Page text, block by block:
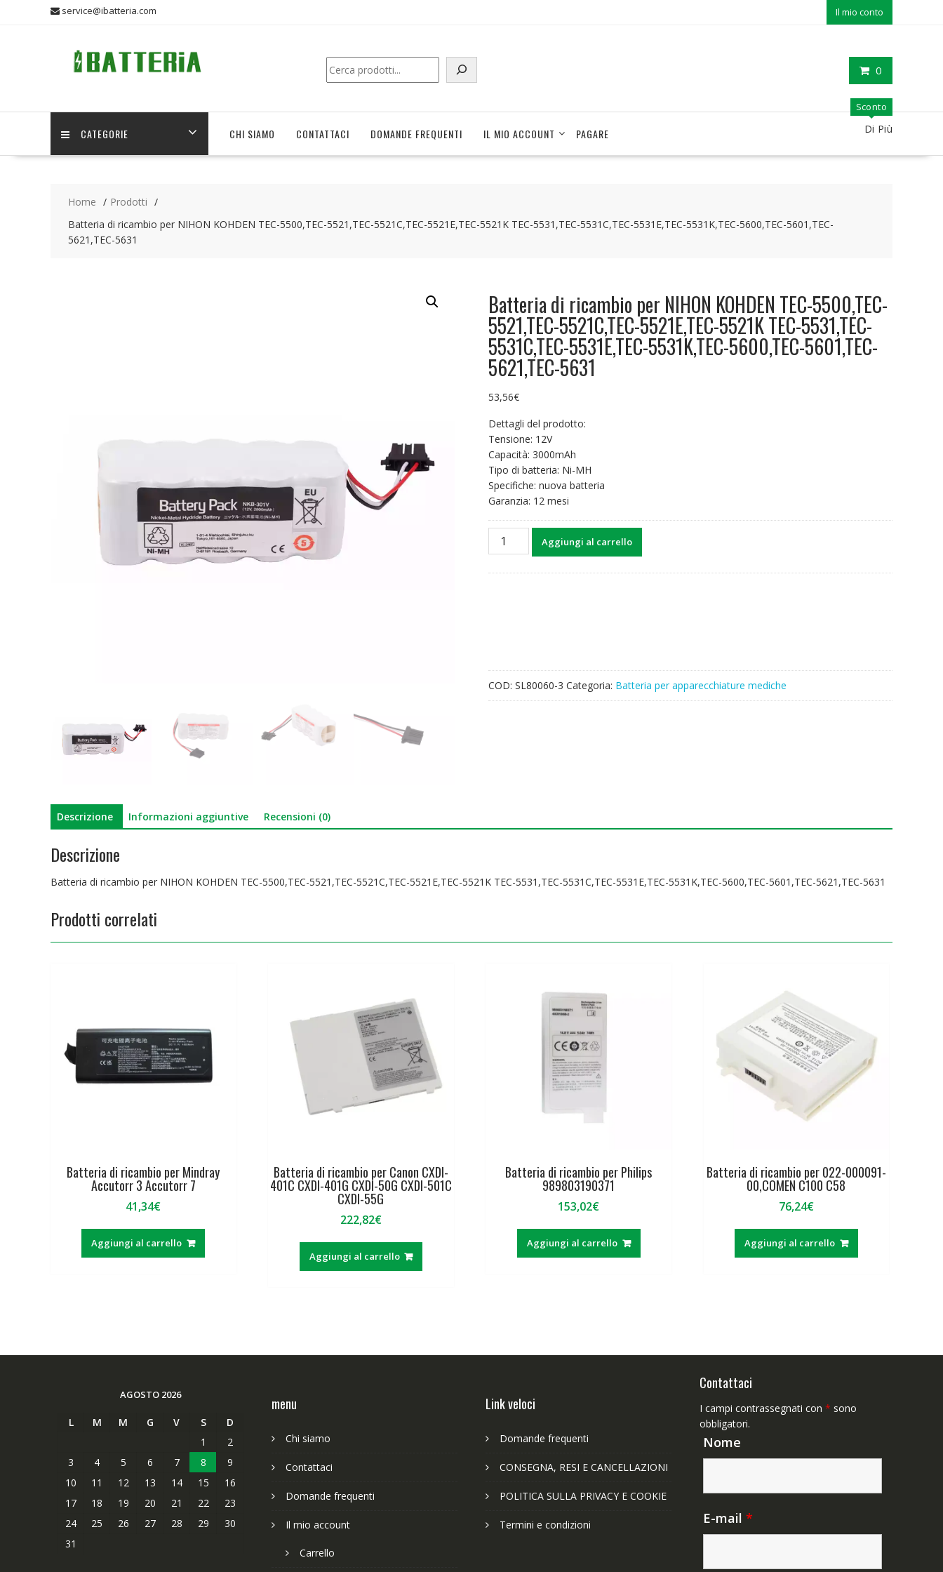
service@ibatteria.com Il mio conto
0
Cerca
CATEGORIE CHI SIAMO CONTATTACI DOMANDE FREQUENTI IL MIO ACCOUNT PAGARE
Sconto
Di Più
Home
Prodotti
Batteria di ricambio per NIHON KOHDEN TEC-5500,TEC-5521,TEC-5521C,TEC-5521E,TEC-5521K TEC-5531,TEC-5531C,TEC-5531E,TEC-5531K,TEC-5600,TEC-5601,TEC-
5621,TEC-5631
Batteria di ricambio per NIHON KOHDEN TEC-5500,TEC-
5521,TEC-5521C,TEC-5521E,TEC-5521K TEC-5531,TEC-
5531C,TEC-5531E,TEC-5531K,TEC-5600,TEC-5601,TEC-
5621,TEC-5631
53,56€
Dettagli del prodotto:
Tensione: 12V
Capacità: 3000mAh
Tipo di batteria: Ni-MH
Specifiche: nuova batteria
Garanzia: 12 mesi
Batteria
5521C,TEC-
5521E,TEC-
5521K
5621,TEC-
Aggiungi al carrello
COD: SL80060-3 Categoria: Batteria per apparecchiature mediche
Descrizione Informazioni aggiuntive Recensioni (0)
Descrizione
Batteria di ricambio per NIHON KOHDEN TEC-5500,TEC-5521,TEC-5521C,TEC-5521E,TEC-5521K TEC-5531,TEC-5531C,TEC-5531E,TEC-5531K,TEC-5600,TEC-5601,TEC-5621,TEC-5631
Prodotti correlati
Batteria di ricambio per Mindray
Accutorr 3 Accutorr 7
41,34€
Aggiungi al carrello
Batteria di ricambio per Canon CXDI-
401C CXDI-401G CXDI-50G CXDI-501C
CXDI-55G
222,82€
Aggiungi al carrello
Batteria di ricambio per Philips
989803190371
153,02€
Aggiungi al carrello
Batteria di ricambio per 022-000091-
00,COMEN C100 C58
76,24€
Aggiungi al carrello
AGOSTO 2026
L M M G V S
D
1
2
3
4 5 6 7 8
9
10
11 12 13 14 15
16
17
18 19 20 21 22
23
24
25 26 27 28 29
30
31
menu
Chi siamo
Contattaci
Domande frequenti
Il mio account
Carrello
Link veloci
Domande frequenti
CONSEGNA, RESI E CANCELLAZIONI
POLITICA SULLA PRIVACY E COOKIE
Termini e condizioni
Contattaci
I campi contrassegnati con * sono
obbligatori.
Nome
E-mail *